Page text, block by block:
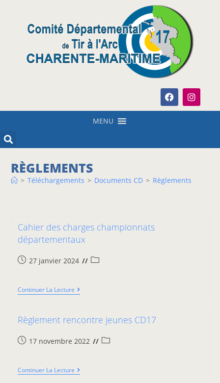
MENU
RÈGLEMENTS
> Téléchargements > Documents CD > Règlements
Cahier des charges championnats
départementaux
27 janvier 2024
Continuer La Lecture
Règlement rencontre jeunes CD17
17 novembre 2022
Continuer La Lecture